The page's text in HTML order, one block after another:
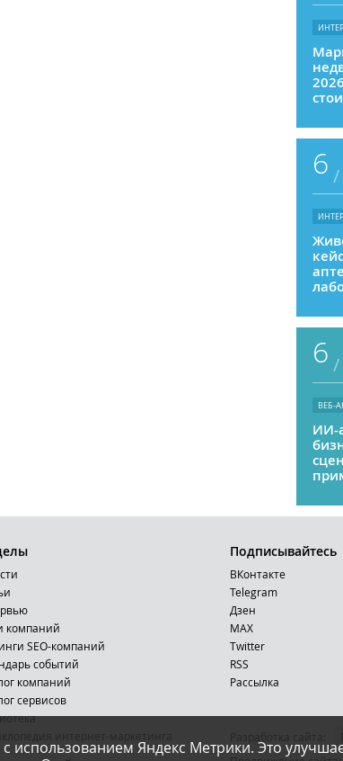
6 /
6 /
ВЕБ-
ИИ-
с использованием Яндекс Метрики. Это
компаний
SEO-компаний
событий
компаний
сервисов
Подписывайтесь
ВКонтакте
Telegram
Дзен
MAX
Тwitter
RSS
Рассылка